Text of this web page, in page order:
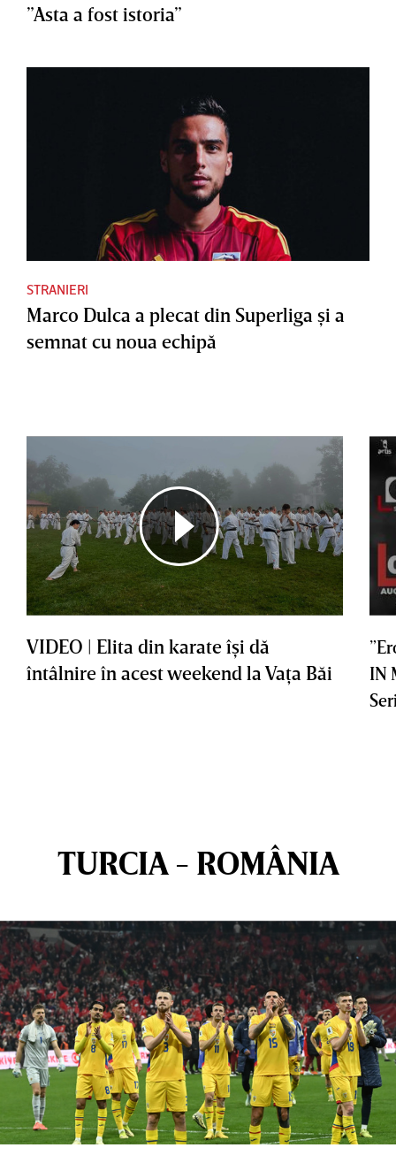
”Asta a fost istoria”
STRANIERI
Marco Dulca a plecat din Superliga şi a
semnat cu noua echipă
VIDEO | Elita din karate îşi dă
întâlnire în acest weekend la Vaţa Băi
IN
TURCIA - ROMÂNIA